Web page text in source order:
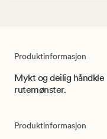
Produktinformasjon
Mykt og deilig
rutemønster.
Produktinformasjon